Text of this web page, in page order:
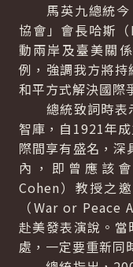
馬英九總統今
協會」會長哈斯（
動兩岸及臺美關
例，強調我方將
和平方式解決國際
總統致詞時表
智庫，自1921年
際間享有盛名，
內，即曾應該
Cohen）教授之
（War or
赴美發表演說。
處，一定要重新同